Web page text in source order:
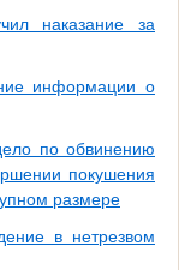
наказание за
информации о
по обвинению
покушения
размере
в нетрезвом